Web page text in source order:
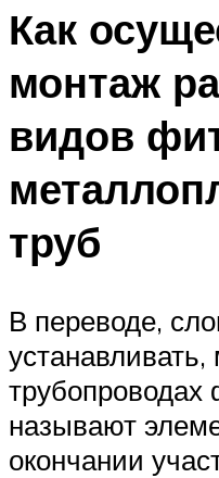
Как
монтаж
видов
труб
В переводе,
трубопроводах
называют
окончании